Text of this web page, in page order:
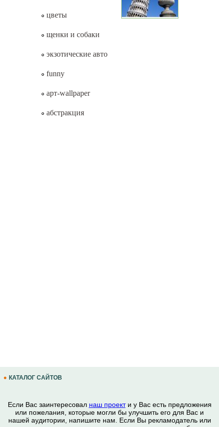
цветы
щенки и собаки
экзотические авто
funny
арт-wallpaper
абстракция
КАТАЛОГ САЙТОВ
Если Вас заинтересовал наш проекти у Вас есть предложения
или пожелания, которые могли бы улучшить его для Вас и
нашей аудитории, напишите нам. Если Вы рекламодатель или